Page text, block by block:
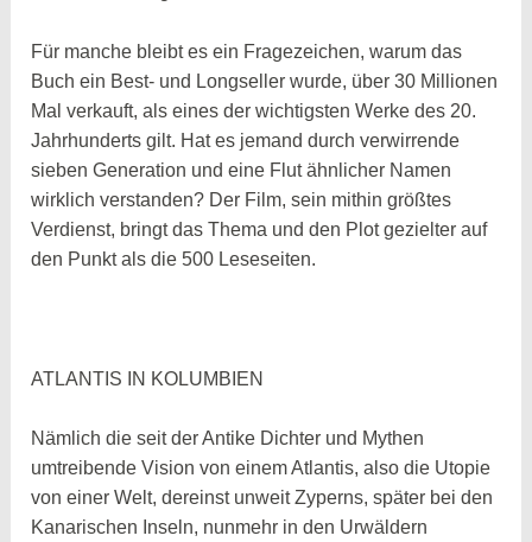
Für manche bleibt es ein Fragezeichen, warum das
Buch ein Best- und Longseller wurde, über 30 Millionen
Mal verkauft, als eines der wichtigsten Werke des 20.
Jahrhunderts gilt. Hat es jemand durch verwirrende
sieben Generation und eine Flut ähnlicher Namen
wirklich verstanden? Der Film, sein mithin größtes
Verdienst, bringt das Thema und den Plot gezielter auf
den Punkt als die 500 Leseseiten.
ATLANTIS IN KOLUMBIEN
Nämlich die seit der Antike Dichter und Mythen
umtreibende Vision von einem Atlantis, also die Utopie
von einer Welt, dereinst unweit Zyperns, später bei den
Kanarischen Inseln, nunmehr in den Urwäldern